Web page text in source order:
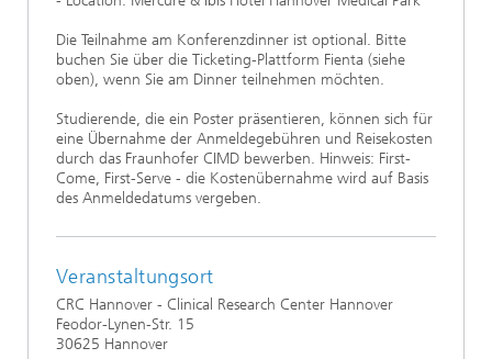
Die Teilnahme am Konferenzdinner ist optional. Bitte
buchen Sie über die Ticketing-Plattform Fienta (siehe
oben), wenn Sie am Dinner teilnehmen möchten.
Studierende, die ein Poster präsentieren, können sich für
eine Übernahme der Anmeldegebühren und Reisekosten
durch das Fraunhofer CIMD bewerben. Hinweis: First-
Come, First-Serve - die Kostenübernahme wird auf Basis
des Anmeldedatums vergeben.
Veranstaltungsort
CRC Hannover - Clinical Research Center Hannover
Feodor-Lynen-Str. 15
30625 Hannover